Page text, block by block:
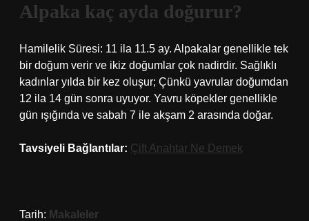
Alpaka kaç ayda doğurur?
Hamilelik Süresi: 11 ila 11.5 ay. Alpakalar genellikle tek
bir doğum verir ve ikiz doğumlar çok nadirdir. Sağlıklı
kadınlar yılda bir kez oluşur; Çünkü yavrular doğumdan
12 ila 14 gün sonra uyuyor. Yavru köpekler genellikle
gün ışığında ve sabah 7 ile akşam 2 arasında doğar.
Tavsiyeli Bağlantılar: Çift Anahtar Ne Demek
Tarih: Makaleler